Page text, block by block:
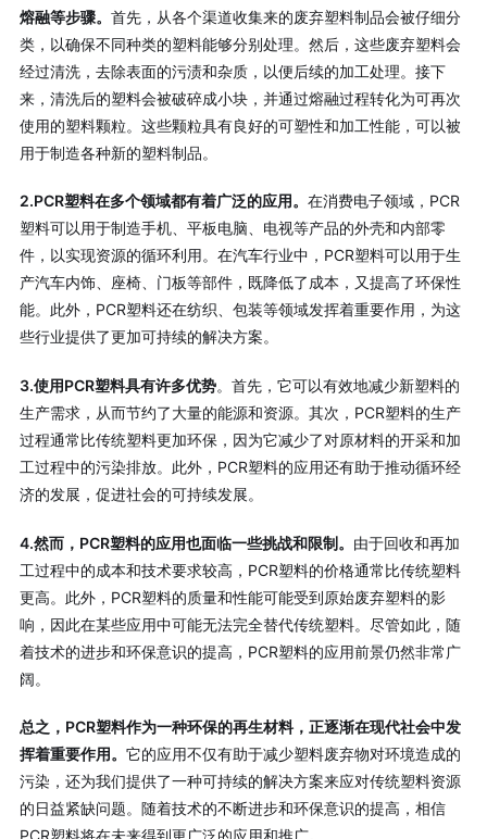
熔融等步骤。 首先，从各个渠道收集来的废弃塑料制品会被仔细分
类，以确保不同种类的塑料能够分别处理。然后，这些废弃塑料会
经过清洗，去除表面的污渍和杂质，以便后续的加工处理。接下
来，清洗后的塑料会被破碎成小块，并通过熔融过程转化为可再次
使用的塑料颗粒。这些颗粒具有良好的可塑性和加工性能，可以被
用于制造各种新的塑料制品。
2.PCR塑料在多个领域都有着广泛的应用。 在消费电子领域，PCR
塑料可以用于制造手机、平板电脑、电视等产品的外壳和内部零
件，以实现资源的循环利用。在汽车行业中，PCR塑料可以用于生
产汽车内饰、座椅、门板等部件，既降低了成本，又提高了环保性
能。此外，PCR塑料还在纺织、包装等领域发挥着重要作用，为这
些行业提供了更加可持续的解决方案。
3.使用PCR塑料具有许多优势。首先，它可以有效地减少新塑料的
生产需求，从而节约了大量的能源和资源。其次，PCR塑料的生产
过程通常比传统塑料更加环保，因为它减少了对原材料的开采和加
工过程中的污染排放。此外，PCR塑料的应用还有助于推动循环经
济的发展，促进社会的可持续发展。
4.然而，PCR塑料的应用也面临一些挑战和限制。 由于回收和再加
工过程中的成本和技术要求较高，PCR塑料的价格通常比传统塑料
更高。此外，PCR塑料的质量和性能可能受到原始废弃塑料的影
响，因此在某些应用中可能无法完全替代传统塑料。尽管如此，随
着技术的进步和环保意识的提高，PCR塑料的应用前景仍然非常广
阔。
总之，PCR塑料作为一种环保的再生材料，正逐渐在现代社会中发
挥着重要作用。 它的应用不仅有助于减少塑料废弃物对环境造成的
污染，还为我们提供了一种可持续的解决方案来应对传统塑料资源
的日益紧缺问题。随着技术的不断进步和环保意识的提高，相信